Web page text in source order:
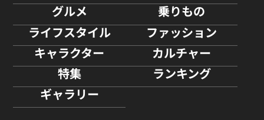
グルメ
乗りもの
ライフスタイル
ファッション
キャラクター
カルチャー
特集
ランキング
ギャラリー